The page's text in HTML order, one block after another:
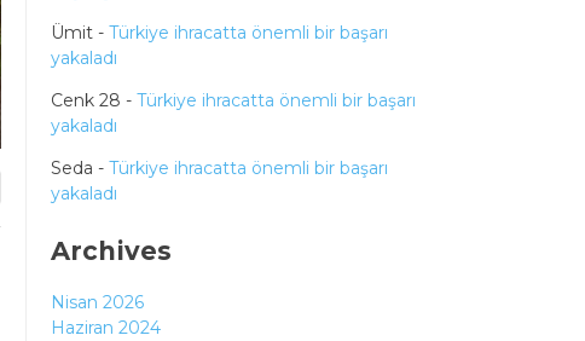
Ümit - Türkiye ihracatta önemli bir başarı
yakaladı
Cenk 28 - Türkiye ihracatta önemli bir başarı
yakaladı
Seda - Türkiye ihracatta önemli bir başarı
yakaladı
Archives
Nisan 2026
Haziran 2024